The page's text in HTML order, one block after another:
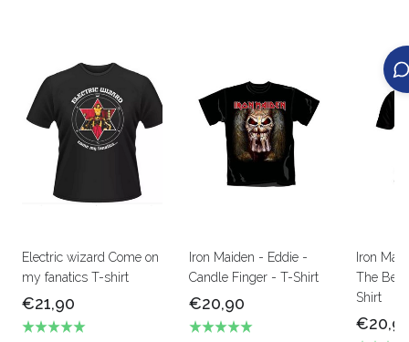
Electric wizard Come on
my fanatics T-shirt
€21,90
Iron Maiden - Eddie -
Candle Finger - T-Shirt
€20,90
Iron
The
Shirt